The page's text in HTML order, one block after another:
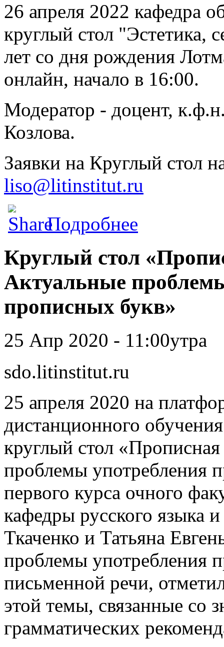
26 апреля 2022 кафедра
круглый стол "Эстетика,
лет со дня рождения
онлайн, начало в 16:00.
Модератор - доцент,
Козлова.
Заявки на Круглый стол
liso@litinstitut.ru
Подробнее
Круглый стол
Актуальные
прописных букв»
25 Апр 2020 - 11:00утра
sdo.litinstitut.ru
25 апреля 2020 на
дистанционного
круглый стол
проблемы употребления
первого курса очного
кафедры русского языка
Ткаченко и Татьяна
проблемы употребления
письменной речи,
этой темы, связанные со
грамматических